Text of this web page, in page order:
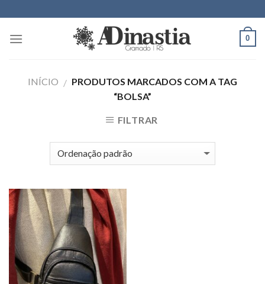
to
content
0
INÍCIO / PRODUTOS MARCADOS COM A TAG
“BOLSA”
FILTRAR